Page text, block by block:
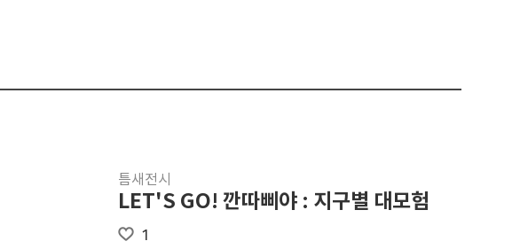
틈새전시
LET'S GO! 깐따삐야 : 지구별 대모험
1